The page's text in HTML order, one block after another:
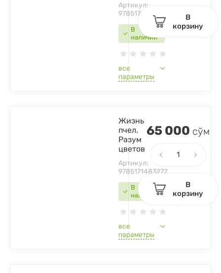
В
наличии
Артикул:
9785171060626
все
параметры
В
корзину
В
наличии
Жизнь
пчел.
Разум
цветов
Артикул:
9785171483272
все
параметры
65 000 сўм
В
корзину